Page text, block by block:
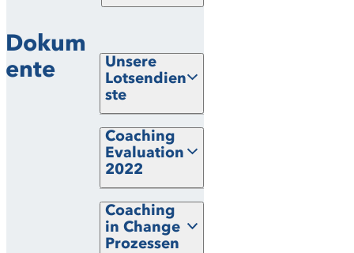
Dokum
ente
Unsere
Lotsendien
ste
Coaching
Evaluation
2022
Coaching
in Change
Prozessen